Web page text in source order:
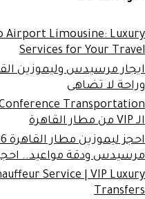
Airport Limousine: Luxury
Services for Your Travel
ايجار مرسيدس وليموزين
وراحة لا تضاهى
الـ VIP من مطار القاهرة
مرسيدس ودقة مواعيد.. احجز
Service | VIP Luxury
Transfers